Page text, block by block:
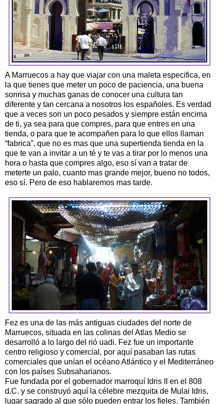
A Marruecos a hay que viajar con una maleta especifica, en
la que tienes que meter un poco de paciencia, una buena
sonrisa y muchas ganas de conocer una cultura tan
diferente y tan cercana a nosotros los españoles. Es verdad
que a veces son un poco pesados y siempre están encima
de ti, ya sea para que compres, para que entres en una
tienda, o para que te acompañen para lo que ellos llaman
“fabrica”, que no es mas que una supertienda tienda en la
que te van a invitar a un té y te vas a tirar por lo menos una
hora o hasta que compres algo, eso sí van a tratar de
meterte un palo, cuanto mas grande mejor, bueno no todos,
eso sí. Pero de eso hablaremos mas tarde.
Fez es una de las más antiguas ciudades del norte de
Marruecos, situada en las colinas del Atlas Medio se
desarrolló a lo largo del rió uadi. Fez fue un importante
centro religioso y comercial, por aquí pasaban las rutas
comerciales que unían el océano Atlántico y el Mediterráneo
con los países Subsaharianos.
Fue fundada por el gobernador marroquí Idris II en el 808
d.C. y se construyó aquí la célebre mezquita de Mulai Idris,
lugar sagrado al que sólo pueden entrar los fieles. También